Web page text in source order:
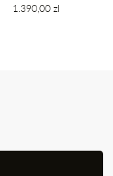
Cena
1.390,00 zl